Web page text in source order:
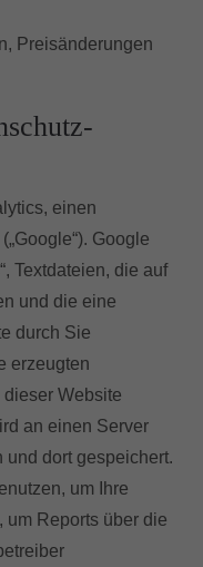
Preisänderungen
einen
Google
Textdateien, die auf
und die eine
durch Sie
erzeugten
dieser Website
an einen Server
dort gespeichert.
um Ihre
um Reports über die